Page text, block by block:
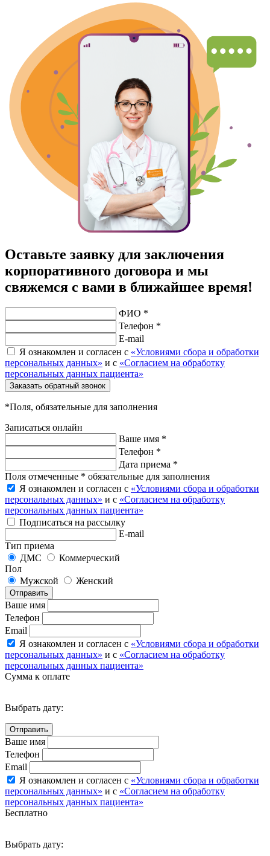
Оставьте заявку для заключения
корпоративного договора и мы
свяжемся с вами в ближайшее время!
ФИО *
Телефон *
E-mail
Я ознакомлен и согласен с «Условиями сбора и обработки
персональных данных» и с «Согласием на обработку
персональных данных пациента»
Заказать обратный звонок
*Поля, обязательные для заполнения
Записаться онлайн
Ваше имя *
Телефон *
Дата приема *
Поля отмеченные * обязательные для заполнения
Я ознакомлен и согласен с «Условиями сбора и обработки
персональных данных» и с «Согласием на обработку
персональных данных пациента»
Подписаться на рассылку
E-mail
Тип приема
ДМС
Коммерческий
Пол
Мужской
Женский
Отправить
Ваше имя
Телефон
Email
Я ознакомлен и согласен с «Условиями сбора и обработки
персональных данных» и с «Согласием на обработку
персональных данных пациента»
Сумма к оплате
Выбрать дату:
Ваше имя
Телефон
Email
Я ознакомлен и согласен с «Условиями сбора и обработки
персональных данных» и с «Согласием на обработку
персональных данных пациента»
Бесплатно
Выбрать дату: